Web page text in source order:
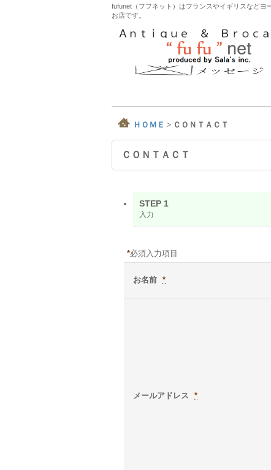
fufunet（フフネット）はフランスやイギリスなど
お店です。
ＨＯＭＥ > ＣＯＮＴＡＣＴ
ＣＯＮＴＡＣＴ
STEP 1
入力
*必須入力項目
お名前 *
メールアドレス *